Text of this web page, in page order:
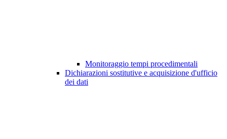
Monitoraggio tempi procedimentali
Dichiarazioni sostitutive e acquisizione d'ufficio
dei dati